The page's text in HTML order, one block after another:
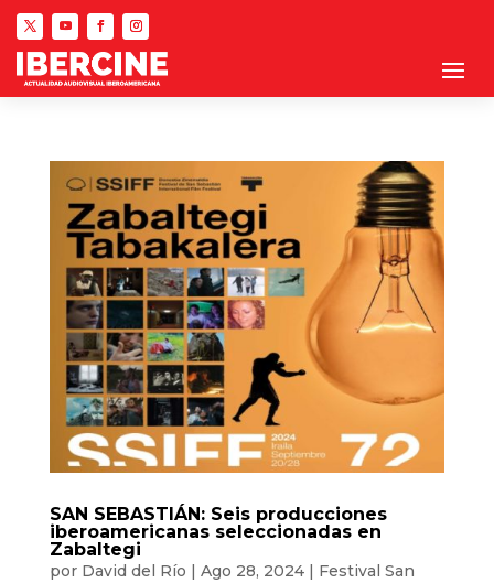
SAN SEBASTIÁN: Seis producciones
iberoamericanas seleccionadas en
Zabaltegi
por David del Río | Ago 28, 2024| Festival San